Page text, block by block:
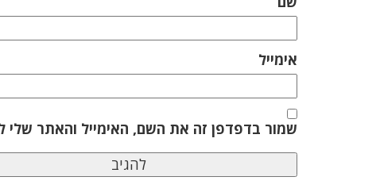
אימייל
שמור בדפדפן זה את השם, האימייל והאתר